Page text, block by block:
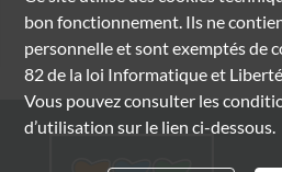
bon fonctionnement. Ils ne
personnelle et sont exemptés de
82 de la loi Informatique et
Vous pouvez consulter les
d’utilisation sur le lien ci-dessous.